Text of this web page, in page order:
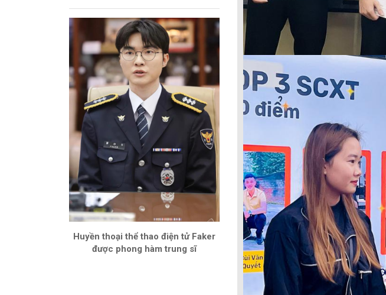
Huyền thoại thể thao điện tử Faker
được phong hàm trung sĩ